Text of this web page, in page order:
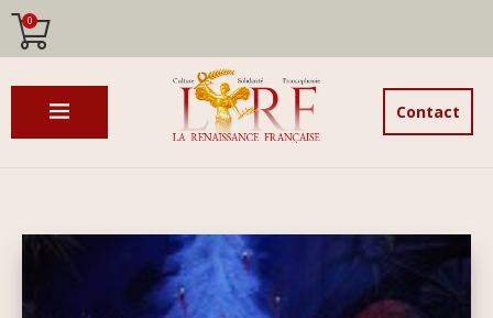
0
Contact